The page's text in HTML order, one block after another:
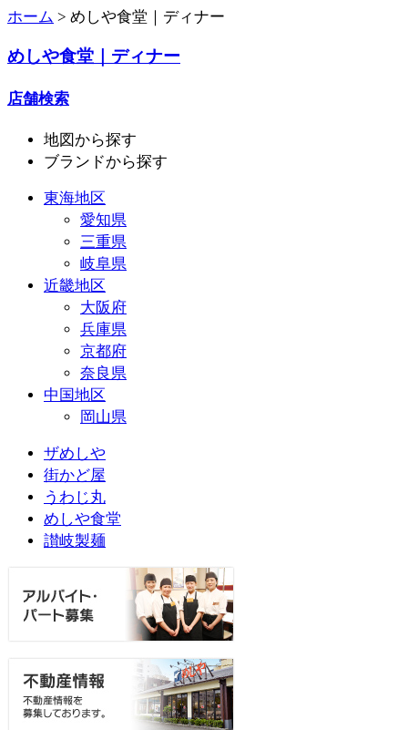
ホーム > めしや食堂｜ディナー
めしや食堂｜ディナー
店舗検索
地図 から探す
ブランドから探す
東海地区
愛知県
三重県
岐阜県
近畿地区
大阪府
兵庫県
京都府
奈良県
中国地区
岡山県
ザめしや
街かど屋
うわじ丸
めしや食堂
讃岐製麺